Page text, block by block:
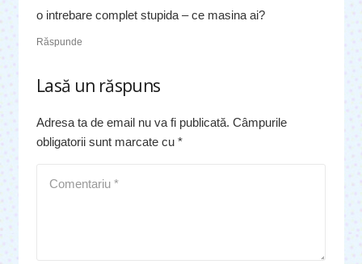
o intrebare complet stupida – ce masina ai?
Răspunde
Lasă un răspuns
Adresa ta de email nu va fi publicată. Câmpurile
obligatorii sunt marcate cu *